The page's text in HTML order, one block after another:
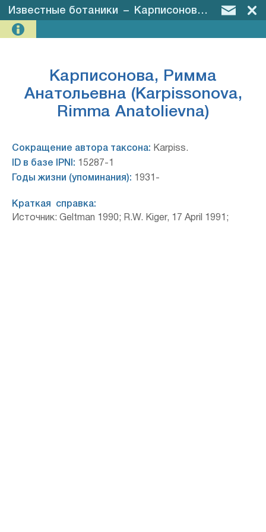
Известные ботаники – Карписонова, Римма Анатольевна (Karpissonova, Rimma Anatolievna)
Карписонова, Римма
Анатольевна (Karpissonova,
Rimma Anatolievna)
Сокращение автора таксона: Karpiss.
ID в базе IPNI: 15287-1
Годы жизни (упоминания): 1931-
Краткая справка:
Источник: Geltman 1990; R.W. Kiger, 17 April 1991;